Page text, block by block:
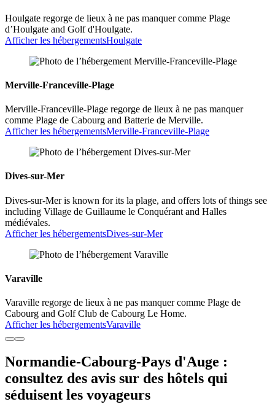
Houlgate regorge de lieux à ne pas manquer comme Plage
d’Houlgate and Golf d'Houlgate.
Afficher les hébergementsHoulgate
Merville-Franceville-Plage
Merville-Franceville-Plage regorge de lieux à ne pas manquer
comme Plage de Cabourg and Batterie de Merville.
Afficher les hébergementsMerville-Franceville-Plage
Dives-sur-Mer
Dives-sur-Mer is known for its la plage, and offers lots of things see
including Village de Guillaume le Conquérant and Halles
médiévales.
Afficher les hébergementsDives-sur-Mer
Varaville
Varaville regorge de lieux à ne pas manquer comme Plage de
Cabourg and Golf Club de Cabourg Le Home.
Afficher les hébergementsVaraville
Normandie-Cabourg-Pays d'Auge :
consultez des avis sur des hôtels qui
séduisent les voyageurs